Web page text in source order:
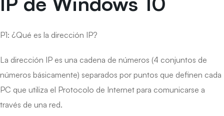
P1: ¿Qué es la dirección IP?
La dirección IP es una cadena de números (4 conjuntos de
números básicamente) separados por puntos que definen cada
PC que utiliza el Protocolo de Internet para comunicarse a
través de una red.